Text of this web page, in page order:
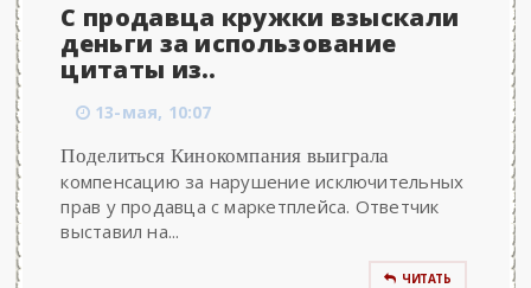
С продавца кружки взыскали
деньги за использование
цитаты из..
13-мая, 10:07
Поделиться Кинокомпания выиграла
компенсацию за нарушение исключительных
прав у продавца с маркетплейса. Ответчик
выставил на...
ЧИТАТЬ